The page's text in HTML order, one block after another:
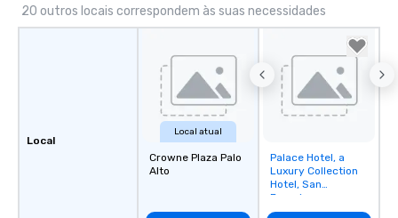
20 outros locais correspondem às suas necessidades
Local
Local atual
Crowne Plaza Palo
Alto
Removed from
favorites
Palace Hotel, a
Luxury Collection
Hotel, San
Francisco